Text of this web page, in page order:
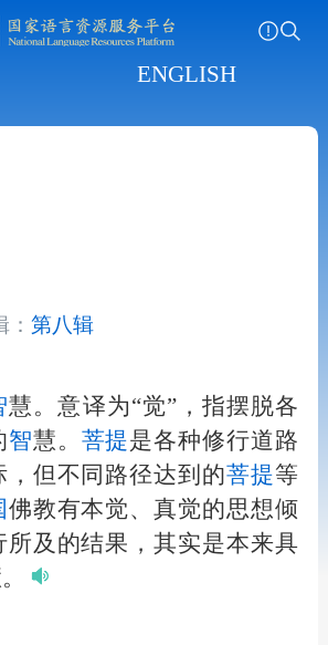
ENGLISH
： 第八辑
慧。意译为“觉”，指摆脱各
智慧。 菩提是各种修行道路
，但不同路径达到的菩提等
佛教有本觉、真觉的思想倾
所及的结果，其实是本来具